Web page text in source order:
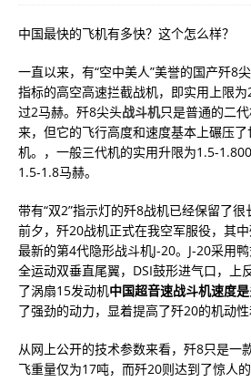
中国最快的飞机有多快？这个怎么样？
一直以来，有“空中美人”美誉的国产歼8
指标的高空高速拦截战机，即实用上限
过2马赫。歼8尖头战斗机只是普通的二
来，但它的飞行高度和速度基本上碾压
机。，一般三代机的实用升限为1.5-
1.5-1.8马赫。
带有“双2”指示灯的歼8战机已经保留了
前夕，歼20战机正式在我空军服役，其中
最新的第4代隐形战斗机J-20。J-20采用
全运动双垂直尾翼，DSI鼓形进气口，上
了涡扇15发动机中国超音速战斗机速度
了强劲的动力，显着提高了歼20的机动性
从网上公开的技术参数来看，歼8只是一
飞重量仅为17吨，而歼20则达到了惊人